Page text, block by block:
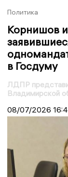
Политика
Корнишов
в Госдуму
ЛДПР
Владимирской
08/07/2026